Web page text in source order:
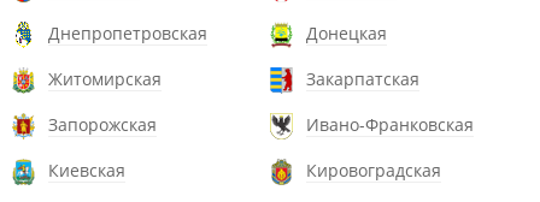
Днепропетровская
Донецкая
Житомирская
Закарпатская
Запорожская
Ивано-Франковская
Киевская
Кировоградская